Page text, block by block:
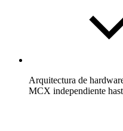
Arquitectura de
MCX independiente